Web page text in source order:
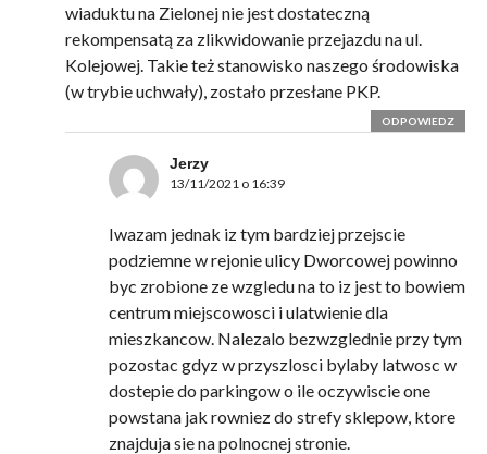
wiaduktu na Zielonej nie jest dostateczną
rekompensatą za zlikwidowanie przejazdu na ul.
Kolejowej. Takie też stanowisko naszego środowiska
(w trybie uchwały), zostało przesłane PKP.
ODPOWIEDZ
Jerzy
13/11/2021 o 16:39
Iwazam jednak iz tym bardziej przejscie
podziemne w rejonie ulicy Dworcowej powinno
byc zrobione ze wzgledu na to iz jest to bowiem
centrum miejscowosci i ulatwienie dla
mieszkancow. Nalezalo bezwzglednie przy tym
pozostac gdyz w przyszlosci bylaby latwosc w
dostepie do parkingow o ile oczywiscie one
powstana jak rowniez do strefy sklepow, ktore
znajduja sie na polnocnej stronie.